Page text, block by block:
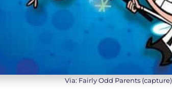
Via: Fairly Odd Parents (capture)